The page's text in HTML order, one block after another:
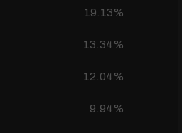
19.13%
13.34%
12.04%
9.94%